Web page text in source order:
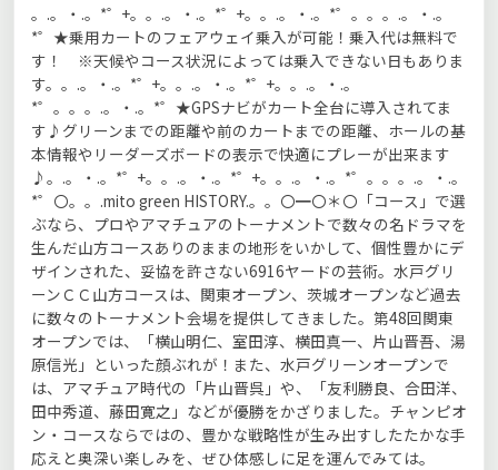
。.。・.。*゜+。。.。・.。*゜+。。.。・.。*゜。。。.。・.。
*゜★乗用カートのフェアウェイ乗入が可能！乗入代は無料で
す！ ※天候やコース状況によっては乗入できない日もありま
す。。.。・.。*゜+。。.。・.。*゜+。。.。・.。
*゜。。。.。・.。*゜★GPSナビがカート全台に導入されてま
す♪グリーンまでの距離や前のカートまでの距離、ホールの基
本情報やリーダーズボードの表示で快適にプレーが出来ます
♪。.。・.。*゜+。。.。・.。*゜+。。.。・.。*゜。。。.。・.。
*゜〇。。.mito green HISTORY.。。〇━〇＊〇「コース」で選
ぶなら、プロやアマチュアのトーナメントで数々の名ドラマを
生んだ山方コースありのままの地形をいかして、個性豊かにデ
ザインされた、妥協を許さない6916ヤードの芸術。水戸グリ
ーンＣＣ山方コースは、関東オープン、茨城オープンなど過去
に数々のトーナメント会場を提供してきました。第48回関東
オープンでは、「横山明仁、室田淳、横田真一、片山晋吾、湯
原信光」といった顔ぶれが！また、水戸グリーンオープンで
は、アマチュア時代の「片山晋呉」や、「友利勝良、合田洋、
田中秀道、藤田寛之」などが優勝をかざりました。チャンピオ
ン・コースならではの、豊かな戦略性が生み出すしたたかな手
応えと奥深い楽しみを、ぜひ体感しに足を運んでみては。